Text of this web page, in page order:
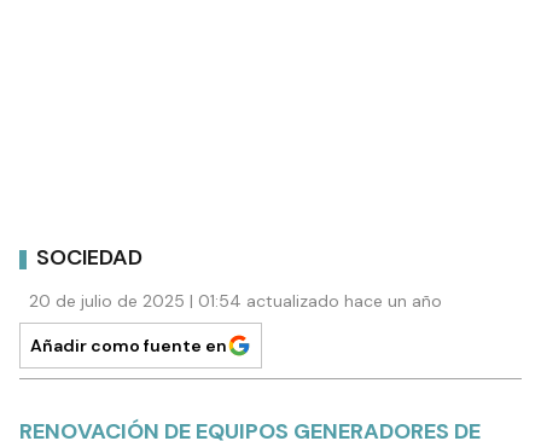
SOCIEDAD
20 de julio de 2025 | 01:54 actualizado hace un año
Añadir como fuente en
RENOVACIÓN DE EQUIPOS GENERADORES DE